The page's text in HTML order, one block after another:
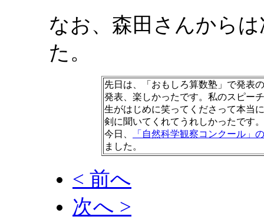
なお、森田さんから
た。
先日は、「おもしろ算数塾」で発表
発表、楽しかったです。私のスピー
生がはじめに笑ってくださって本当
剣に聞いてくれてうれしかったです。
今日、
「自然科学観察コンクール」
ました。
< 前へ
次へ >